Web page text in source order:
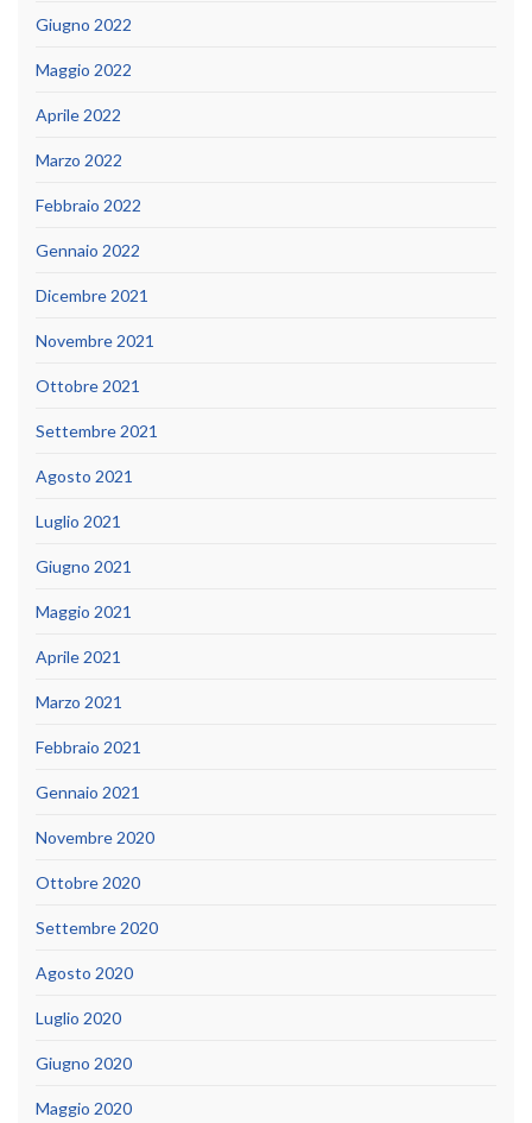
Giugno 2022
Maggio 2022
Aprile 2022
Marzo 2022
Febbraio 2022
Gennaio 2022
Dicembre 2021
Novembre 2021
Ottobre 2021
Settembre 2021
Agosto 2021
Luglio 2021
Giugno 2021
Maggio 2021
Aprile 2021
Marzo 2021
Febbraio 2021
Gennaio 2021
Novembre 2020
Ottobre 2020
Settembre 2020
Agosto 2020
Luglio 2020
Giugno 2020
Maggio 2020